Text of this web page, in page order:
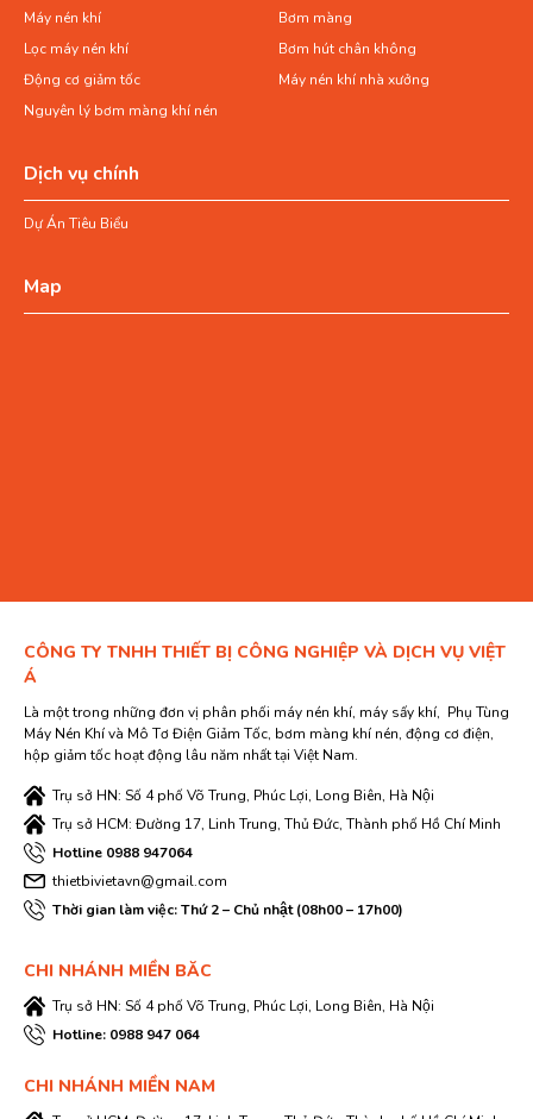
Máy nén khí
Bơm màng
Lọc máy nén khí
Bơm hút chân không
Động cơ giảm tốc
Máy nén khí nhà xưởng
Nguyên lý bơm màng khí nén
Dịch vụ chính
Dự Án Tiêu Biểu
Map
CÔNG TY TNHH THIẾT BỊ CÔNG NGHIỆP VÀ DỊCH VỤ VIỆT
Á
Là một trong những đơn vị phân phối máy nén khí, máy sấy khí, Phụ Tùng
Máy Nén Khí và Mô Tơ Điện Giảm Tốc, bơm màng khí nén, động cơ điện,
hộp giảm tốc hoạt động lâu năm nhất tại Việt Nam.
Trụ sở HN: Số 4 phố Võ Trung, Phúc Lợi, Long Biên, Hà Nội
Trụ sở HCM: Đường 17, Linh Trung, Thủ Đức, Thành phố Hồ Chí Minh
Hotline 0988 947064
thietbivietavn@gmail.com
Thời gian làm việc: Thứ 2 – Chủ nhật (08h00 – 17h00)
CHI NHÁNH MIỀN BĂC
Trụ sở HN: Số 4 phố Võ Trung, Phúc Lợi, Long Biên, Hà Nội
Hotline: 0988 947 064
CHI NHÁNH MIỀN NAM